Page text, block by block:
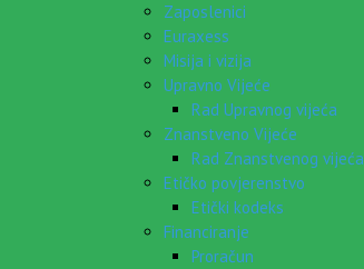
Zaposlenici
Euraxess
Misija i vizija
Upravno Vijeće
Rad Upravnog vijeća
Znanstveno Vijeće
Rad Znanstvenog vijeća
Etičko povjerenstvo
Etički kodeks
Financiranje
Proračun